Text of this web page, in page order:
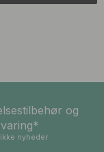
og
nyheder